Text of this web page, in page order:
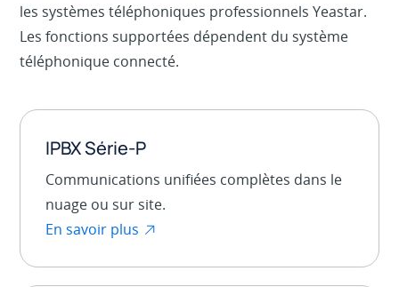
les systèmes téléphoniques professionnels Yeastar.
Les fonctions supportées dépendent du système
téléphonique connecté.
IPBX Série-P
Communications unifiées complètes dans le
nuage ou sur site.
En savoir plus